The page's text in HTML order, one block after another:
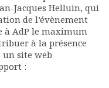
Jacques Helluin, qui
de l’évènement
à AdP le maximum
à la présence
un site web
: